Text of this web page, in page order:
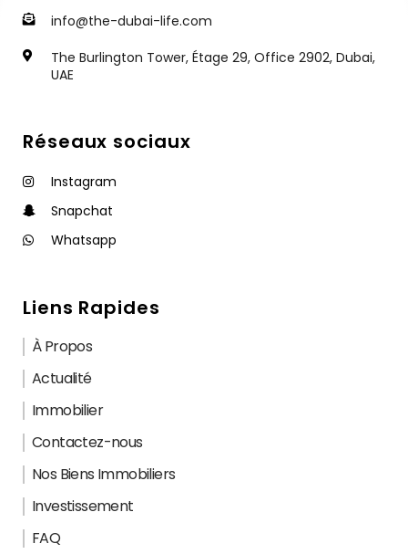
info@the-dubai-life.com
The Burlington Tower, Étage 29, Office 2902, Dubai,
UAE
Réseaux sociaux
Instagram
Snapchat
Whatsapp
Liens Rapides
À Propos
Actualité
Immobilier
Contactez-nous
Nos Biens Immobiliers
Investissement
FAQ